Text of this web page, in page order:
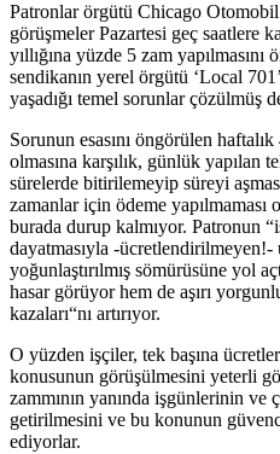
Patronlar örgütü Chicago
görüşmeler Pazartesi geç saatlere
yıllığına yüzde 5 zam
sendikanın yerel örgütü ‘Local
yaşadığı temel sorunlar çözülmüş
Sorunun esasını öngörülen
olmasına karşılık, günlük yapılan
sürelerde bitirilemeyip süreyi
zamanlar için ödeme
burada durup kalmıyor. Patronun
dayatmasıyla -ücretlendirilmeyen!-
yoğunlaştırılmış sömürüsüne yol
hasar görüyor hem de aşırı
kazaları“nı artırıyor.
O yüzden işçiler, tek başına
konusunun görüşülmesini yeterli
zammının yanında işgünlerinin ve
getirilmesini ve bu konunun
ediyorlar.